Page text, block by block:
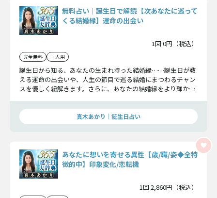
無料占い｜誕生日で解読【次あなたに巡って
くる結婚縁】運命の出会い
1回 0円（税込）
完全無料 一人用
誕生日から知る、あなたの生まれ持った結婚縁……誕生日が教
える運命の出会いや、人生の節目で巡る結婚にまつわるチャン
スを優しく紐解きます。さらに、あなたの結婚縁をより輝かせ
真木あかり｜誕生日占い
あなたに想いを寄せる異性【歳/職/姿◆全特
徴的中】印象変化/恋転機
1回 2,860円（税込）